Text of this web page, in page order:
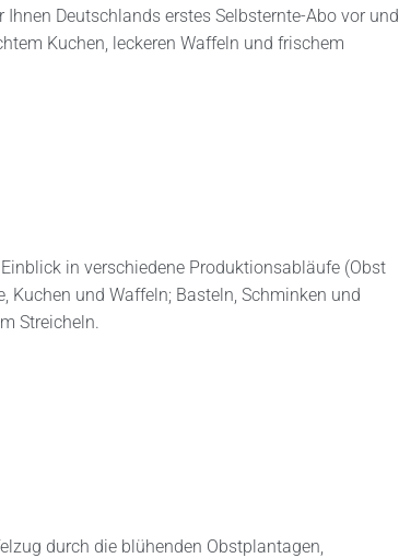
Deutschlands erstes Selbsternte-Abo vor und
Kuchen, leckeren Waffeln und frischem
in verschiedene Produktionsabläufe (Obst
Kuchen und Waffeln; Basteln, Schminken und
Streicheln.
durch die blühenden Obstplantagen,